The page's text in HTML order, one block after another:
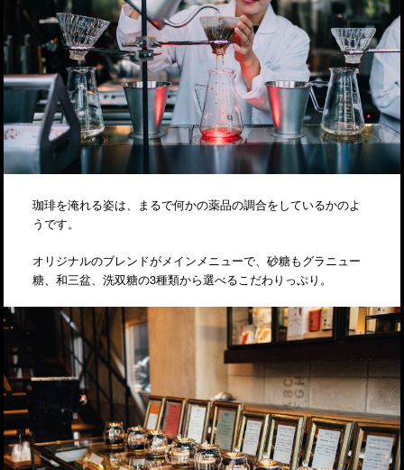
珈琲を淹れる姿は、まるで何かの薬品の調合をしているかのよ
うです。
オリジナルのブレンドがメインメニューで、砂糖もグラニュー
糖、和三盆、洗双糖の3種類から選べるこだわりっぷり。